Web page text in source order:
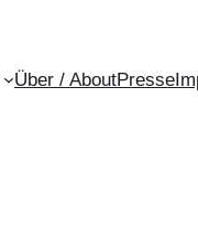
Über / AboutPresse